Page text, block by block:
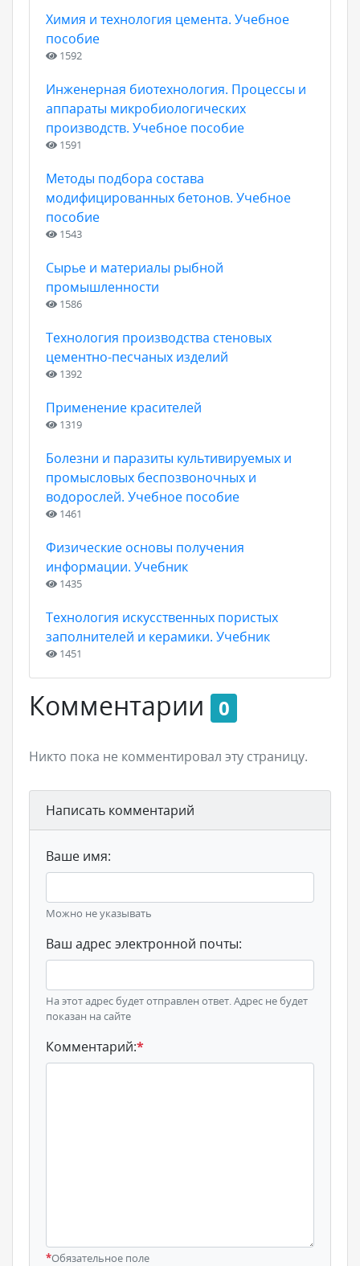
Химия и технология цемента. Учебное
пособие
1592
Инженерная биотехнология. Процессы и
аппараты микробиологических
производств. Учебное пособие
1591
Методы подбора состава
модифицированных бетонов. Учебное
пособие
1543
Сырье и материалы рыбной
промышленности
1586
Технология производства стеновых
цементно-песчаных изделий
1392
Применение красителей
1319
Болезни и паразиты культивируемых и
промысловых беспозвоночных и
водорослей. Учебное пособие
1461
Физические основы получения
информации. Учебник
1435
Технология искусственных пористых
заполнителей и керамики. Учебник
1451
Комментарии 0
Никто пока не комментировал эту страницу.
Написать комментарий
Ваше имя:
Можно не указывать
Ваш адрес электронной почты:
На этот адрес будет отправлен ответ. Адрес не будет
показан на сайте
Комментарий:*
*Обязательное поле